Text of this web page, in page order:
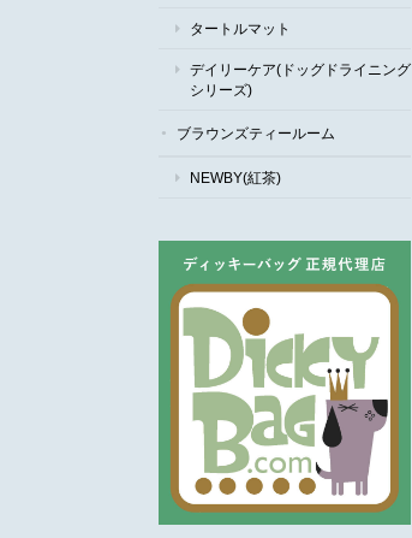
タートルマット
デイリーケア(ドッグドライニング
シリーズ)
ブラウンズティールーム
NEWBY(紅茶)